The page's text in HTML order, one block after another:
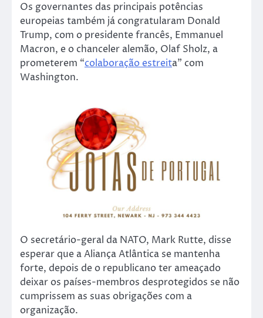
Os governantes das principais potências
europeias também já congratularam Donald
Trump, com o presidente francês, Emmanuel
Macron, e o chanceler alemão, Olaf Sholz, a
prometerem “colaboração estreita” com
Washington.
O secretário-geral da NATO, Mark Rutte, disse
esperar que a Aliança Atlântica se mantenha
forte, depois de o republicano ter ameaçado
deixar os países-membros desprotegidos se não
cumprissem as suas obrigações com a
organização.